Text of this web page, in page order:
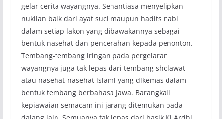
gelar cerita wayangnya. Senantiasa menyelipkan
nukilan baik dari ayat suci maupun hadits nabi
dalam setiap lakon yang dibawakannya sebagai
bentuk nasehat dan pencerahan kepada penonton.
Tembang-tembang iringan pada pergelaran
wayangnya juga tak lepas dari tembang sholawat
atau nasehat-nasehat islami yang dikemas dalam
bentuk tembang berbahasa Jawa. Barangkali
kepiawaian semacam ini jarang ditemukan pada